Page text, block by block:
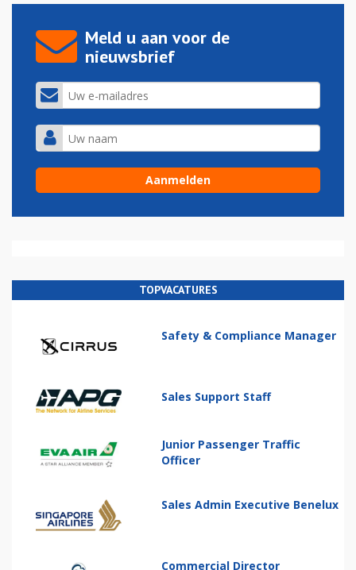
Meld u aan voor de
nieuwsbrief
TOPVACATURES
Safety & Compliance Manager
Sales Support Staff
Junior Passenger Traffic
Officer
Sales Admin Executive Benelux
Commercial Director